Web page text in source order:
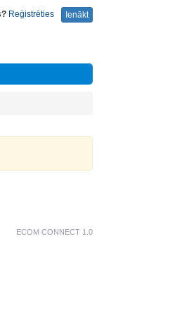
Ienākt
Reģistrēties
ECOM CONNECT 1.0